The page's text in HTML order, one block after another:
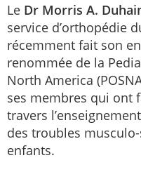
Le Dr Morris A.
service d’orthopédie
récemment fait son
renommée de la
North America
ses membres qui ont
travers
des troubles
enfants.